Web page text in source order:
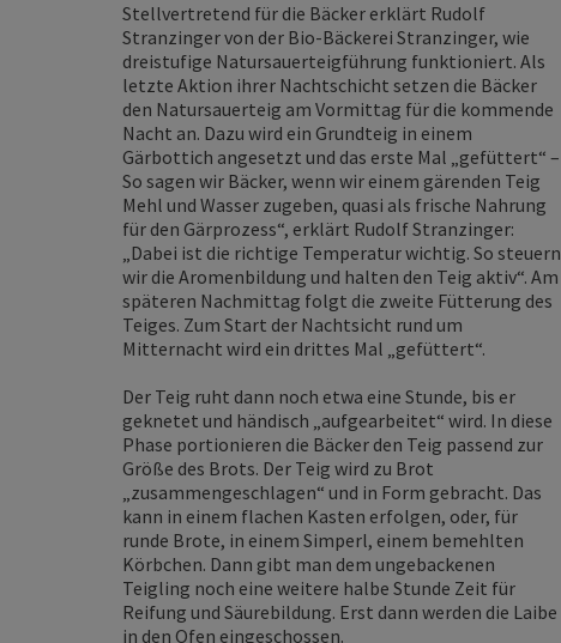
Stellvertretend für die Bäcker erklärt Rudolf
Stranzinger von der Bio-Bäckerei Stranzinger, wie
dreistufige Natursauerteigführung funktioniert. Als
letzte Aktion ihrer Nachtschicht setzen die Bäcker
den Natursauerteig am Vormittag für die kommende
Nacht an. Dazu wird ein Grundteig in einem
Gärbottich angesetzt und das erste Mal „gefüttert“ –
So sagen wir Bäcker, wenn wir einem gärenden Teig
Mehl und Wasser zugeben, quasi als frische Nahrung
für den Gärprozess“, erklärt Rudolf Stranzinger:
„Dabei ist die richtige Temperatur wichtig. So steuern
wir die Aromenbildung und halten den Teig aktiv“. Am
späteren Nachmittag folgt die zweite Fütterung des
Teiges. Zum Start der Nachtsicht rund um
Mitternacht wird ein drittes Mal „gefüttert“.
Der Teig ruht dann noch etwa eine Stunde, bis er
geknetet und händisch „aufgearbeitet“ wird. In diese
Phase portionieren die Bäcker den Teig passend zur
Größe des Brots. Der Teig wird zu Brot
„zusammengeschlagen“ und in Form gebracht. Das
kann in einem flachen Kasten erfolgen, oder, für
runde Brote, in einem Simperl, einem bemehlten
Körbchen. Dann gibt man dem ungebackenen
Teigling noch eine weitere halbe Stunde Zeit für
Reifung und Säurebildung. Erst dann werden die Laibe
in den Ofen eingeschossen.